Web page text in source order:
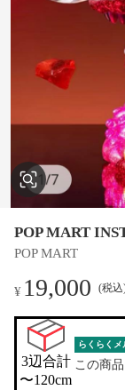
POP MART
POP MART
¥ 19,000 (税
3辺合計
〜120cm
らくらくメ
この商